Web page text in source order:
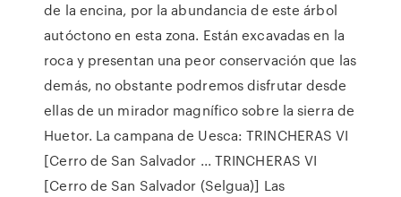
de la encina, por la abundancia de este árbol
autóctono en esta zona. Están excavadas en la
roca y presentan una peor conservación que las
demás, no obstante podremos disfrutar desde
ellas de un mirador magnífico sobre la sierra de
Huetor. La campana de Uesca: TRINCHERAS VI
[Cerro de San Salvador ... TRINCHERAS VI
[Cerro de San Salvador (Selgua)] Las